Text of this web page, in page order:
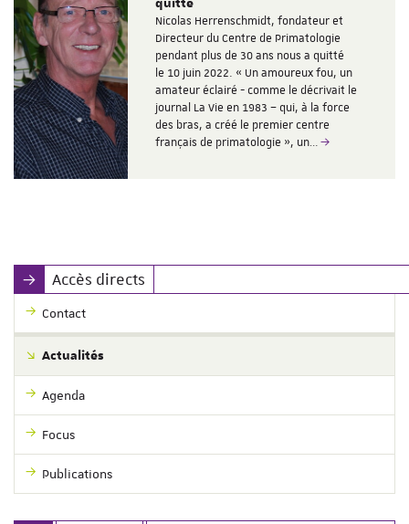
quitté
Nicolas Herrenschmidt, fondateur et
Directeur du Centre de Primatologie
pendant plus de 30 ans nous a quitté
le 10 juin 2022. « Un amoureux fou, un
amateur éclairé - comme le décrivait le
journal La Vie en 1983 – qui, à la force
des bras, a créé le premier centre
français de primatologie », un…
Accès directs
Contact
Actualités
Agenda
Focus
Publications